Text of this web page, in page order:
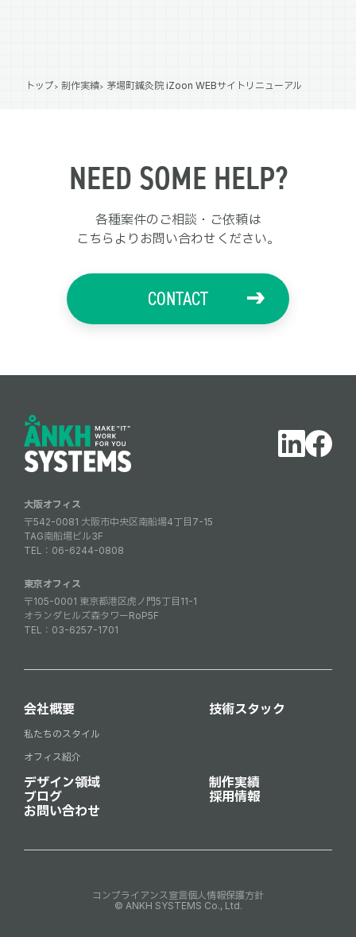
トップ 制作実績 茅場町鍼灸院 iZoon WEBサイトリニューアル
NEED SOME HELP?
各種案件のご相談・ご依頼は
こちらよりお問い合わせください。
CONTACT
大阪オフィス
〒542-0081 大阪市中央区南船場4丁目7-15
TAG南船場ビル3F
TEL： 06-6244-0808
東京オフィス
〒105-0001 東京都港区虎ノ門5丁目11-1
オランダヒルズ森タワーRoP5F
TEL： 03-6257-1701
会社概要
私たちのスタイル
オフィス紹介
技術スタック
デザイン領域
制作実績
ブログ
採用情報
お問い合わせ
コンプライアンス宣言個人情報保護方針
© ANKH SYSTEMS Co., Ltd.